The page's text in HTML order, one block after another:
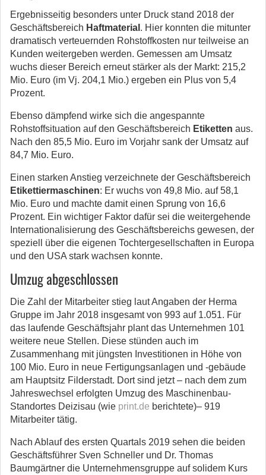
Ergebnisseitig besonders unter Druck stand 2018 der
Geschäftsbereich Haftmaterial . Hier konnten die mitunter
dramatisch verteuernden Rohstoffkosten nur teilweise an
Kunden weitergeben werden. Gemessen am Umsatz
wuchs dieser Bereich erneut stärker als der Markt: 215,2
Mio. Euro (im Vj. 204,1 Mio.) ergeben ein Plus von 5,4
Prozent.
Ebenso dämpfend wirke sich die angespannte
Rohstoffsituation auf den Geschäftsbereich Etiketten aus.
Nach den 85,5 Mio. Euro im Vorjahr sank der Umsatz auf
84,7 Mio. Euro.
Einen starken Anstieg verzeichnete der Geschäftsbereich
Etikettiermaschinen: Er wuchs von 49,8 Mio. auf 58,1
Mio. Euro und machte damit einen Sprung von 16,6
Prozent. Ein wichtiger Faktor dafür sei die weitergehende
Internationalisierung des Geschäftsbereichs gewesen, der
speziell über die eigenen Tochtergesellschaften in Europa
und den USA stark wachsen konnte.
Umzug abgeschlossen
Die Zahl der Mitarbeiter stieg laut Angaben der Herma
Gruppe im Jahr 2018 insgesamt von 993 auf 1.051. Für
das laufende Geschäftsjahr plant das Unternehmen 101
weitere neue Stellen. Diese stünden auch im
Zusammenhang mit jüngsten Investitionen in Höhe von
100 Mio. Euro in neue Fertigungsanlagen und -gebäude
am Hauptsitz Filderstadt. Dort sind jetzt – nach dem zum
Jahreswechsel erfolgten Umzug des Maschinenbau-
Standortes Deizisau (wie print.de berichtete)– 919
Mitarbeiter tätig.
Nach Ablauf des ersten Quartals 2019 sehen die beiden
Geschäftsführer Sven Schneller und Dr. Thomas
Baumgärtner die Unternehmensgruppe auf solidem Kurs